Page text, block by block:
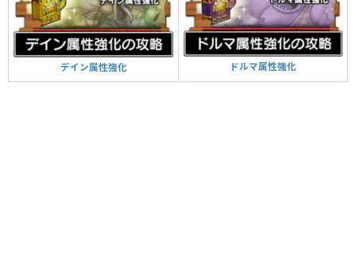
デイン属性強化 ドルマ属性強化